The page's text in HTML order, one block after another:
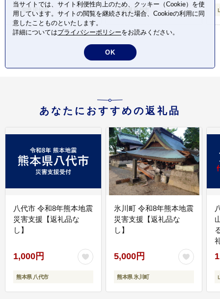
山梨県 甲州市 山梨県 甲州市
あなたにおすすめの返礼品
八代市 令和8年熊本地震
災害支援【返礼品な
し】
1,000円
熊本県 八代市
氷川町 令和8年熊本地震
災害支援【返礼品な
し】
5,000円
熊本県 氷川町
当サイトでは、サイト利便性向上のため、クッキー（Cookie）を使
用しています。サイトの閲覧を継続された場合、Cookieの利用に同
意したことものといたします。
詳細についてはプライバシーポリシーをお読みください。
OK